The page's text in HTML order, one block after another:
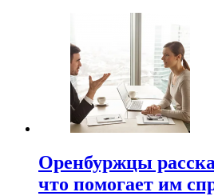
Оренбуржцы
что помогает им